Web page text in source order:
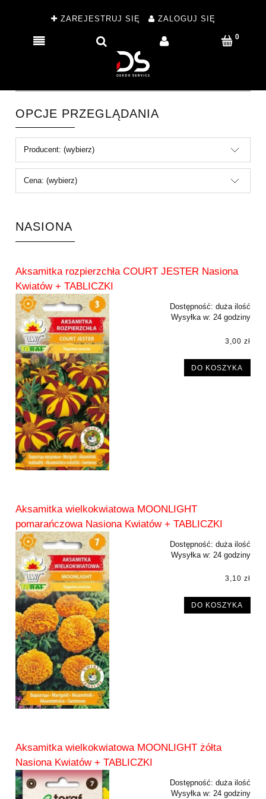
ZAREJESTRUJ SIĘ ZALOGUJ SIĘ
OPCJE PRZEGLĄDANIA
Producent: (wybierz)
Cena: (wybierz)
NASIONA
Aksamitka rozpierzchła COURT JESTER Nasiona
Kwiatów + TABLICZKI
Dostępność: duża ilość
Wysyłka w: 24 godziny
3,00 zł
DO KOSZYKA
Aksamitka wielkokwiatowa MOONLIGHT
pomarańczowa Nasiona Kwiatów + TABLICZKI
Dostępność: duża ilość
Wysyłka w: 24 godziny
3,10 zł
DO KOSZYKA
Aksamitka wielkokwiatowa MOONLIGHT żółta
Nasiona Kwiatów + TABLICZKI
Dostępność: duża ilość
Wysyłka w: 24 godziny